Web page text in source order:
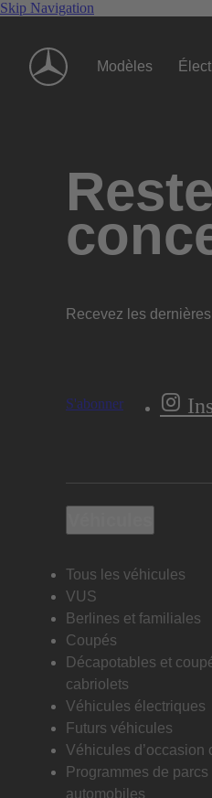
Skip Navigation
Modèles
Recevez les
S'abonner
Tous les véhicules
VUS
Berlines et familiales
Coupés
Décapotables et
cabriolets
Véhicules électriques
Futurs véhicules
Véhicules d’occasion
Programmes de parcs
automobiles